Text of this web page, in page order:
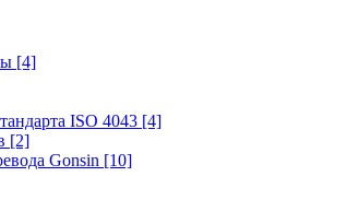
[4]
ISO 4043 [4]
[2]
Gonsin [10]